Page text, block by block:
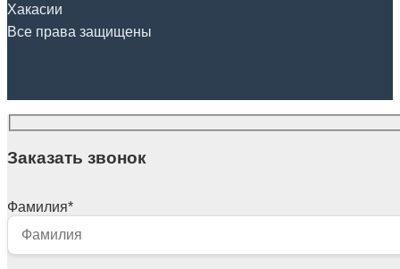
Хакасии
Все права защищены
Заказать звонок
Фамилия*